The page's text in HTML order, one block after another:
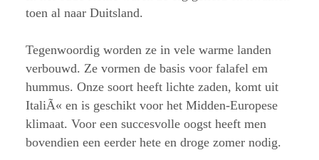
toen al naar Duitsland.
Tegenwoordig worden ze in vele warme landen
verbouwd. Ze vormen de basis voor falafel em
hummus. Onze soort heeft lichte zaden, komt uit
ItaliÃ« en is geschikt voor het Midden-Europese
klimaat. Voor een succesvolle oogst heeft men
bovendien een eerder hete en droge zomer nodig.